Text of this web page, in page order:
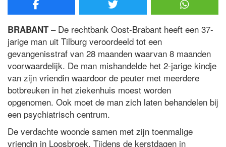
BRABANT– De rechtbank Oost-Brabant heeft een 37-
jarige man uit Tilburg veroordeeld tot een
gevangenisstraf van 28 maanden waarvan 8 maanden
voorwaardelijk. De man mishandelde het 2-jarige kindje
van zijn vriendin waardoor de peuter met meerdere
botbreuken in het ziekenhuis moest worden
opgenomen. Ook moet de man zich laten behandelen bij
een psychiatrisch centrum.
De verdachte woonde samen met zijn toenmalige
vriendin in Loosbroek. Tijdens de kerstdagen in